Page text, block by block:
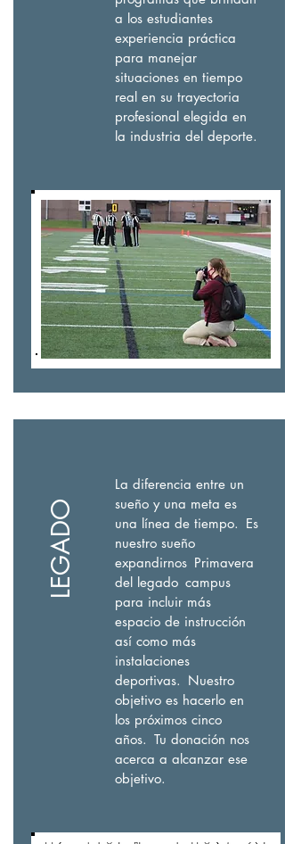
a los estudiantes
experiencia práctica
para manejar
situaciones en tiempo
real en su trayectoria
profesional elegida en
la industria del deporte.
LEGADO
La diferencia entre un
sueño y una meta es
una línea de tiempo. Es
nuestro sueño
expandirnos Primavera
del legado campus
para incluir más
espacio de instrucción
así como más
instalaciones
deportivas. Nuestro
objetivo es hacerlo en
los próximos cinco
años. Tu donación nos
acerca a alcanzar ese
objetivo.